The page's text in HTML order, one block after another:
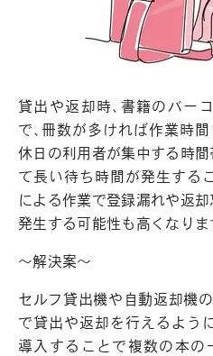
貸出や返却時、書籍のバー
で、冊数が多ければ作業時
休日の利用者が集中する時
て長い待ち時間が発生する
による作業で登録漏れや返
発生する可能性も高くなりま
～解決案～
セルフ貸出機や自動返却機
で貸出や返却を行えるよう
導入することで複数の本の